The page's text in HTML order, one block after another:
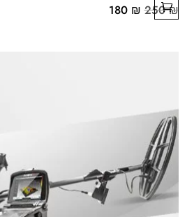
250₪
السعر
180 ₪